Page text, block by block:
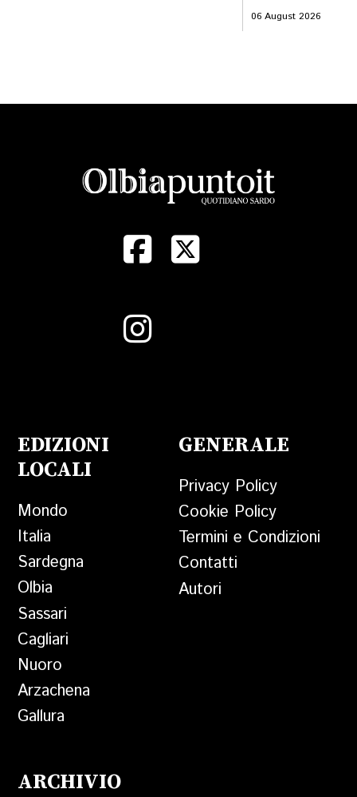
06 August 2026
EDIZIONI
LOCALI
Mondo
Italia
Sardegna
Olbia
Sassari
Cagliari
Nuoro
Arzachena
Gallura
GENERALE
Privacy Policy
Cookie Policy
Termini e Condizioni
Contatti
Autori
ARCHIVIO